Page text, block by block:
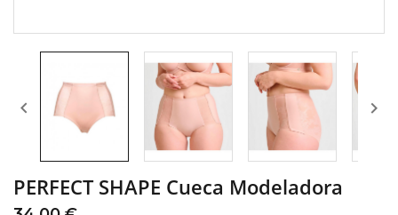
 
PERFECT SHAPE Cueca Modeladora